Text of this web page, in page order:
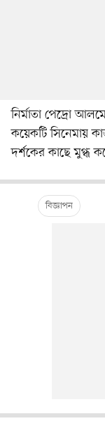
নির্মাতা পেদ্রো
কয়েকটি সিনেমায়
দর্শকের কাছে মুগ্ধ